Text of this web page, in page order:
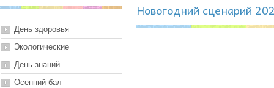
День здоровья
Экологические
День знаний
Осенний бал
Новогодний сценарий